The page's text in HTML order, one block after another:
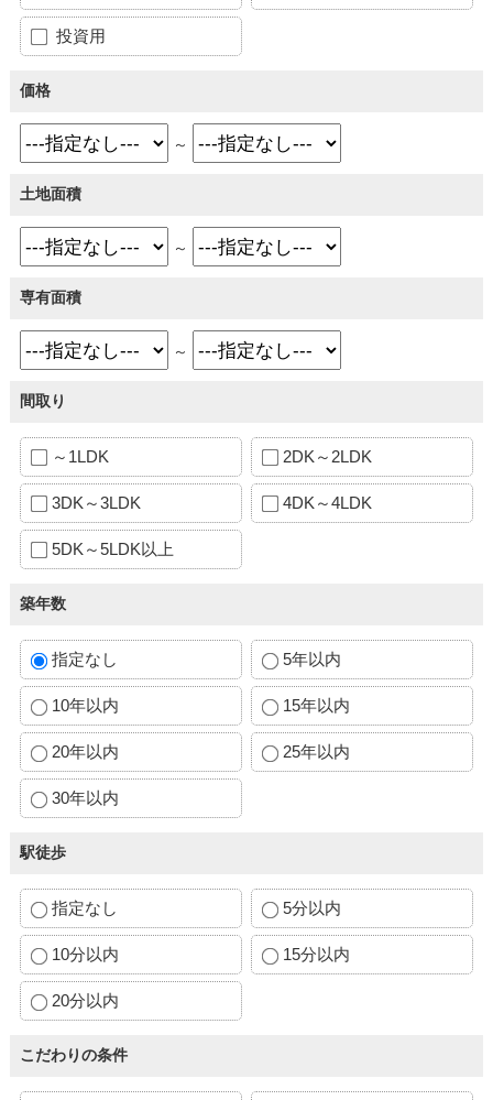
投資用
価格
～
土地面積
～
専有面積
～
間取り
～1LDK 2DK～2LDK
3DK～3LDK 4DK～4LDK
5DK～5LDK以上
築年数
指定なし 5年以内
10年以内 15年以内
20年以内 25年以内
30年以内
駅徒歩
指定なし 5分以内
10分以内 15分以内
20分以内
こだわりの条件